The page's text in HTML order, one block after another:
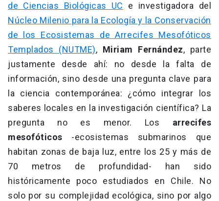
de Ciencias Biológicas UC e investigadora del
Núcleo Milenio para la Ecología y la Conservación
de los Ecosistemas de Arrecifes Mesofóticos
Templados (NUTME), Miriam Fernández, parte
justamente desde ahí: no desde la falta de
información, sino desde una pregunta clave para
la ciencia contemporánea: ¿cómo integrar los
saberes locales en la investigación científica? La
pregunta no es menor. Los arrecifes
mesofóticos -ecosistemas submarinos que
habitan zonas de baja luz, entre los 25 y más de
70 metros de profundidad- han sido
históricamente poco estudiados en Chile. No
solo por su complejidad ecológica, sino por algo